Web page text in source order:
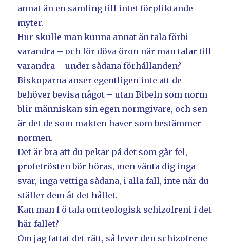
annat än en samling till intet förpliktande
myter.
Hur skulle man kunna annat än tala förbi
varandra – och för döva öron när man talar till
varandra – under sådana förhållanden?
Biskoparna anser egentligen inte att de
behöver bevisa något – utan Bibeln som norm
blir människan sin egen normgivare, och sen
är det de som makten haver som bestämmer
normen.
Det är bra att du pekar på det som går fel,
profetrösten bör höras, men vänta dig inga
svar, inga vettiga sådana, i alla fall, inte när du
ställer dem åt det hållet.
Kan man f ö tala om teologisk schizofreni i det
här fallet?
Om jag fattat det rätt, så lever den schizofrene